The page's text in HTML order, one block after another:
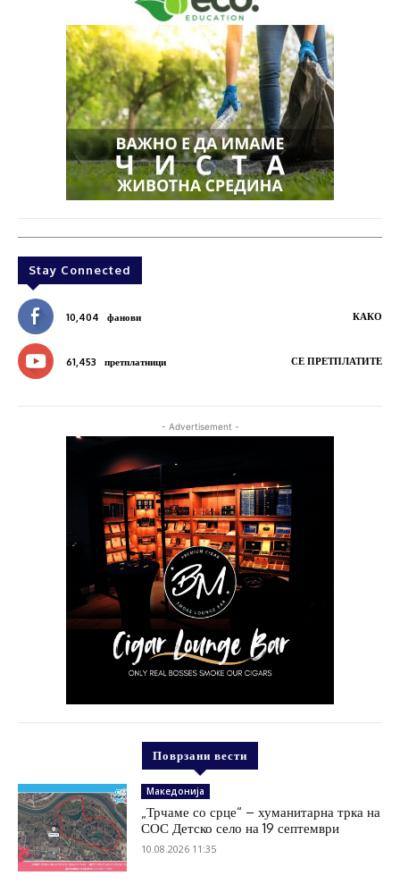
Stay Connected
10,404 фанови КАКО
61,453 претплатници СЕ ПРЕТПЛАТИТЕ
- Advertisement -
Поврзани вести
Македонија
„Трчаме со срце“ – хуманитарна трка на
СОС Детско село на 19 септември
10.08.2026 11:35